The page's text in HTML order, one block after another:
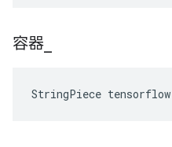
容器
StringPiece